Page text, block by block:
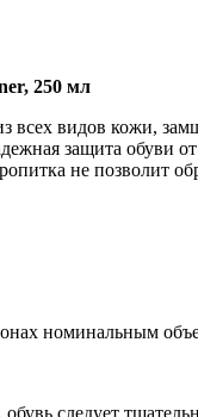
250 мл
всех видов кожи,
защита обуви
не позволит
номинальным
следует